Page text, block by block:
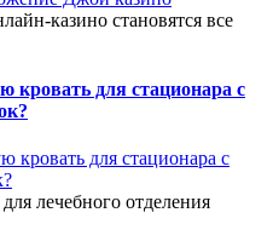
казино становятся все
кровать для стационара с
лечебного отделения